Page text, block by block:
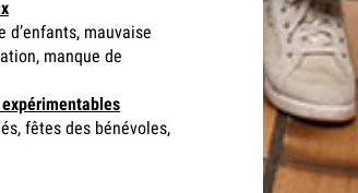
d’enfants, mauvaise
manque de
fêtes des bénévoles,